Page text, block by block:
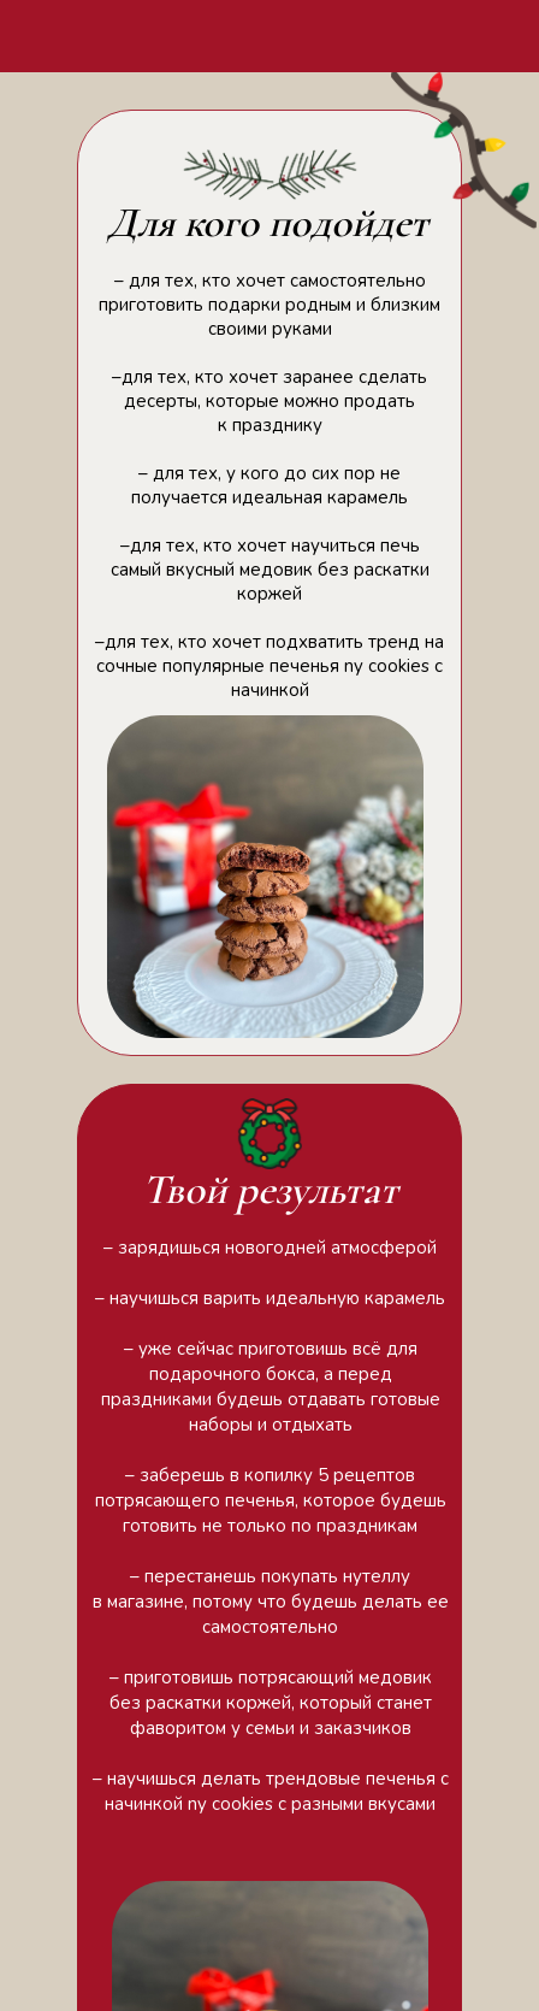
– зарядишься новогодней атмосферой
– научишься варить идеальную карамель
– уже сейчас приготовишь всё для
подарочного бокса, а перед
праздниками будешь отдавать готовые
наборы и отдыхать
– заберешь в копилку 5 рецептов
потрясающего печенья, которое будешь
готовить не только по праздникам
– перестанешь покупать нутеллу
в магазине, потому что будешь делать ее
самостоятельно
– приготовишь потрясающий медовик
без раскатки коржей, который станет
фаворитом у семьи и заказчиков
– научишься делать трендовые печенья с
начинкой ny cookies с разными вкусами
Твой результат
Для кого подойдет
– для тех, кто хочет самостоятельно
приготовить подарки родным и близким
своими руками
–для тех, кто хочет заранее сделать
десерты, которые можно продать
к празднику
– для тех, у кого до сих пор не
получается идеальная карамель
–для тех, кто хочет научиться печь
самый вкусный медовик без раскатки
коржей
–для тех, кто хочет подхватить тренд на
сочные популярные печенья ny cookies с
начинкой